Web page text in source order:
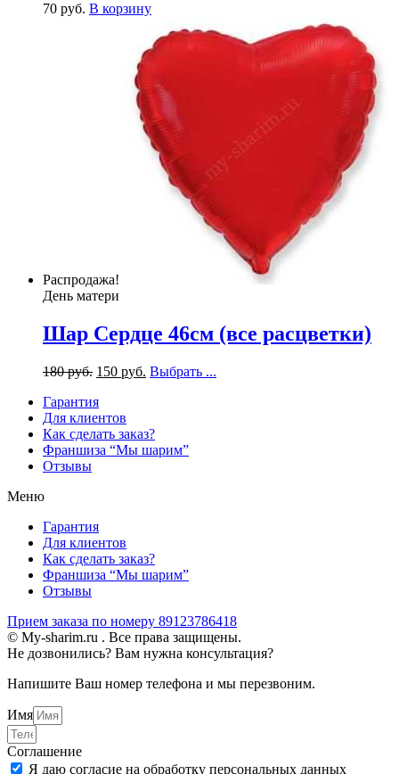
70 руб. В корзину
Распродажа!
День матери
Шар Сердце 46см (все расцветки)
180руб. 150 руб. Выбрать ...
Гарантия
Для клиентов
Как сделать заказ?
Франшиза “Мы шарим”
Отзывы
Меню
Гарантия
Для клиентов
Как сделать заказ?
Франшиза “Мы шарим”
Отзывы
Прием заказа по номеру 89123786418
© My-sharim.ru . Все права защищены.
Не дозвонились? Вам нужна консультация?
Напишите Ваш номер телефона и мы перезвоним.
Имя
Соглашение
Я даю согласие на обработку персональных данных